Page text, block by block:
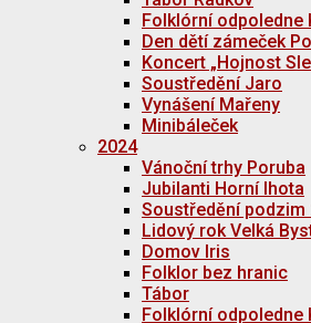
Folklórní odpoledne
Den dětí zámeček
Koncert „Hojnost
Soustředění Jaro
Vynášení Mařeny
Minibáleček
2024
Vánoční trhy Poruba
Jubilanti Horní lhota
Soustředění podzim
Lidový rok Velká
Domov Iris
Folklor bez hranic
Tábor
Folklórní odpoledne